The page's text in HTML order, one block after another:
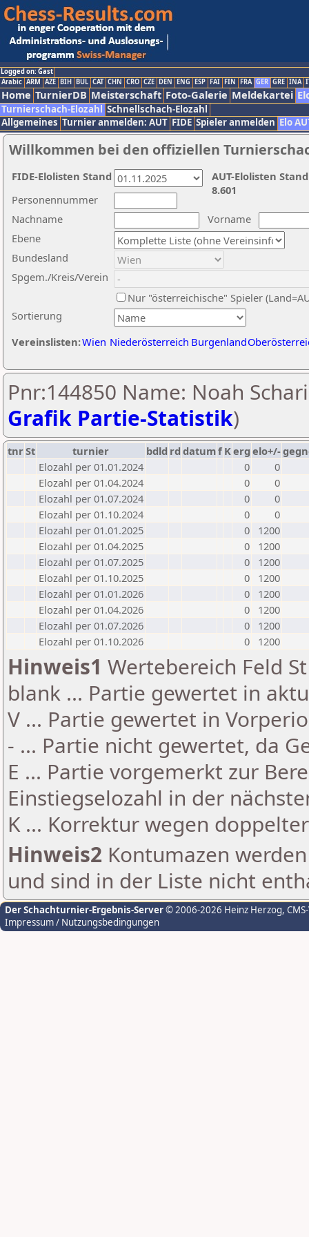
Logged on: Gast
Arabic ARM AZE BIH BUL CAT CHN CRO CZE DEN ENG ESP FAI FIN FRA GER GRE INA
Home TurnierDB Meisterschaft Foto-Galerie Meldekartei
Turnierschach-Elozahl Schnellschach-Elozahl
Allgemeines Turnier anmelden: AUT FIDE Spieler anmelden Elo
Willkommen bei den offiziellen
Nachname
Vorname
Ebene
Sortierung
Personennummer
Bundesland
Spgem./Kreis/Verein
Nur "österreichische" Spieler
Vereinslisten:Wien Niederösterreich Burgenland
AUT-Elolisten
8.601
FIDE-Elolisten Stand
Pnr:144850 Name: Noah
Grafik Partie-Statistik)
tnrSt turnier bdld rd datumf Kerg elo+/-
Elozahl per 01.01.2024
0
0
Elozahl per 01.04.2024
0
0
Elozahl per 01.07.2024
0
0
Elozahl per 01.10.2024
0
0
Elozahl per 01.01.2025
0
1200
Elozahl per 01.04.2025
0
1200
Elozahl per 01.07.2025
0
1200
Elozahl per 01.10.2025
0
1200
Elozahl per 01.01.2026
0
1200
Elozahl per 01.04.2026
0
1200
Elozahl per 01.07.2026
0
1200
Elozahl per 01.10.2026
0 1200
Hinweis1 Wertebereich Feld
blank ... Partie gewertet in
V ... Partie gewertet in
- ... Partie nicht gewertet, da
E ... Partie vorgemerkt zur
Einstiegselozahl in der
K ... Korrektur wegen
Hinweis2 Kontumazen
und sind in der Liste nicht
Der Schachturnier-Ergebnis-Server© 2006-2026 Heinz Herzog,
Impressum / Nutzungsbedingungen